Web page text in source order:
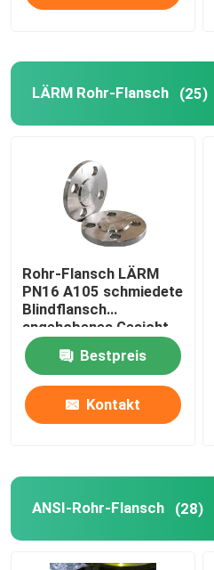
Rohr aus Kohlenstoffstahl
LÄRM Rohr-Flansch (25)
Rohr-Flansch LÄRM
PN16 A105 schmiedete
Blindflansch
angehobenes Gesicht
Bestpreis
Kontakt
ANSI-Rohr-Flansch (28)